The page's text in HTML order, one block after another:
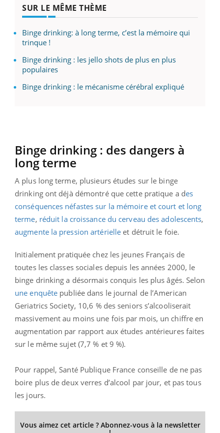
SUR LE MÊME THÈME
Binge drinking: à long terme, c’est la mémoire qui
trinque !
Binge drinking : les jello shots de plus en plus
populaires
Binge drinking : le mécanisme cérébral expliqué
Binge drinking : des dangers à
long terme
A plus long terme, plusieurs études sur le binge
drinking ont déjà démontré que cette pratique a des
conséquences néfastes sur la mémoire et court et long
terme, réduit la croissance du cerveau des adolescents,
augmente la pression artérielle et détruit le foie.
Initialement pratiquée chez les jeunes Français de
toutes les classes sociales depuis les années 2000, le
binge drinking a désormais conquis les plus âgés. Selon
une enquête publiée dans le journal de l’American
Geriatrics Society, 10,6 % des seniors s’alcooliserait
massivement au moins une fois par mois, un chiffre en
augmentation par rapport aux études antérieures faites
sur le même sujet (7,7 % et 9 %).
Pour rappel, Santé Publique France conseille de ne pas
boire plus de deux verres d’alcool par jour, et pas tous
les jours.
Vous aimez cet article ? Abonnez-vous à la newsletter